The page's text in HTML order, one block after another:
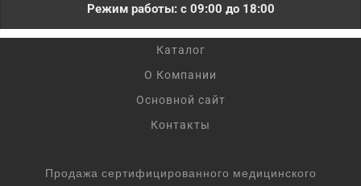
Режим работы: с 09:00 до 18:00
Каталог
О Компании
Основной сайт
Контакты
Продажа сертифицированного медицинского